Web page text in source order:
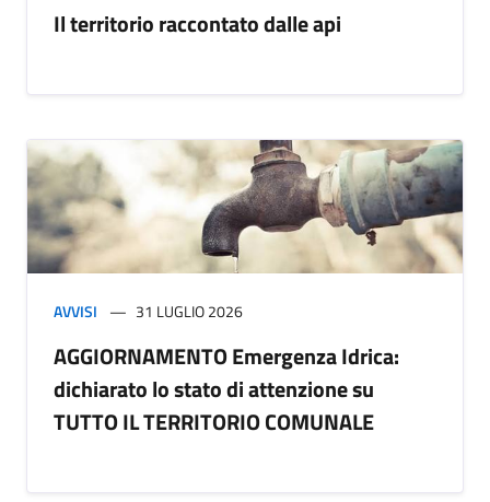
Il territorio raccontato dalle api
AVVISI 31 LUGLIO 2026
AGGIORNAMENTO Emergenza Idrica:
dichiarato lo stato di attenzione su
TUTTO IL TERRITORIO COMUNALE